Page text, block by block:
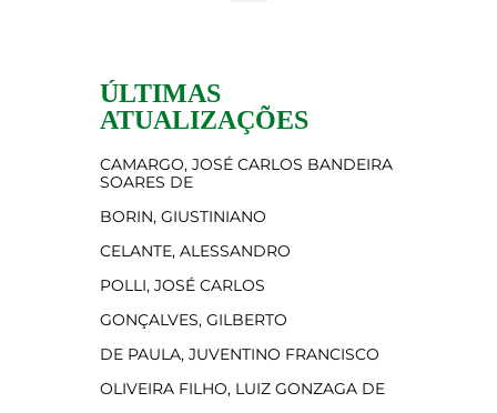
ÚLTIMAS
ATUALIZAÇÕES
CAMARGO, JOSÉ CARLOS BANDEIRA
SOARES DE
BORIN, GIUSTINIANO
CELANTE, ALESSANDRO
POLLI, JOSÉ CARLOS
GONÇALVES, GILBERTO
DE PAULA, JUVENTINO FRANCISCO
OLIVEIRA FILHO, LUIZ GONZAGA DE